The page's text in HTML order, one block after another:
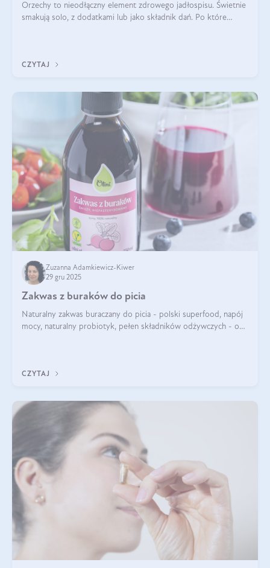
Orzechy to nieodłączny element zdrowego jadłospisu. Świetnie
smakują solo, z dodatkami lub jako składnik dań. Po które
CZYTAJ
Zuzanna Adamkiewicz-Kiwer
29 gru 2025
Zakwas z buraków do picia
Naturalny zakwas buraczany do picia - polski superfood, napój
mocy, naturalny probiotyk, pełen składników odżywczych - o
CZYTAJ